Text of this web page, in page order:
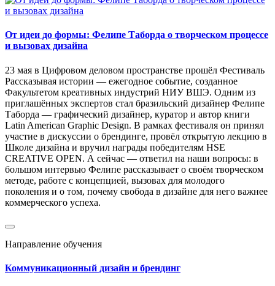
От идеи до формы: Фелипе Таборда о творческом процессе
и вызовах дизайна
23 мая в Цифровом деловом пространстве прошёл Фестиваль
Рассказывая истории — ежегодное событие, созданное
Факультетом креативных индустрий НИУ ВШЭ. Одним из
приглашённых экспертов стал бразильский дизайнер Фелипе
Таборда — графический дизайнер, куратор и автор книги
Latin American Graphic Design. В рамках фестиваля он принял
участие в дискуссии о брендинге, провёл открытую лекцию в
Школе дизайна и вручил награды победителям HSE
CREATIVE OPEN. А сейчас — ответил на наши вопросы: в
большом интервью Фелипе рассказывает о своём творческом
методе, работе с концепцией, вызовах для молодого
поколения и о том, почему свобода в дизайне для него важнее
коммерческого успеха.
Направление обучения
Коммуникационный дизайн и брендинг